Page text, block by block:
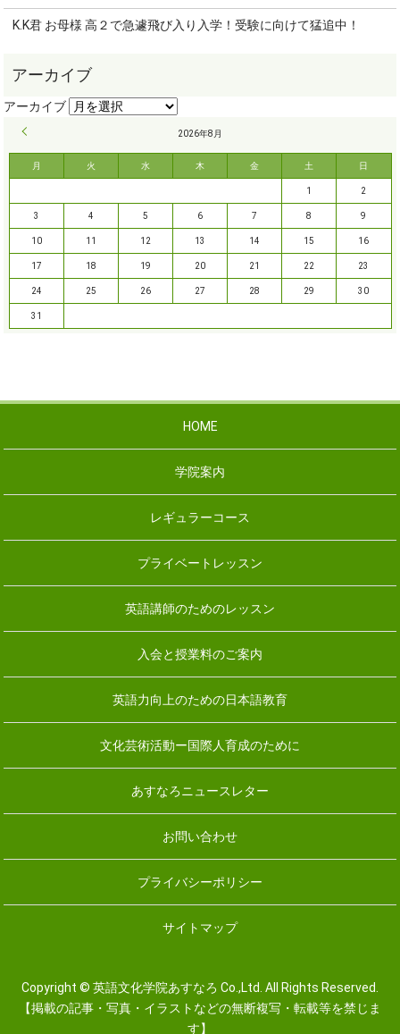
K.K君 お母様 高２で急遽飛び入り入学！受験に向けて猛追中！
2026年8月
月 火 水 木 金 土 日
1 2
3 4 5 6 7 8 9
10 11 12 13 14 15 16
17 18 19 20 21 22 23
24 25 26 27 28 29 30
31
HOME
学院案内
レギュラーコース
プライベートレッスン
英語講師のためのレッスン
入会と授業料のご案内
英語力向上のための日本語教育
文化芸術活動ー国際人育成のために
あすなろニュースレター
お問い合わせ
プライバシーポリシー
サイトマップ
Copyright © 英語文化学院あすなろ Co.,Ltd. All Rights Reserved.
【掲載の記事・写真・イラストなどの無断複写・転載等を禁じま
す】